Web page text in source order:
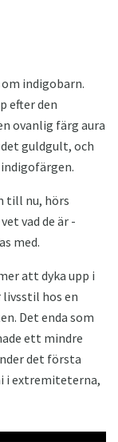
indigobarn.
efter den
ovanlig färg aura
guldgult, och
till nu, hörs
vad de är -
med.
att dyka upp i
hos en
Det enda som
ett mindre
det första
i extremiteterna,